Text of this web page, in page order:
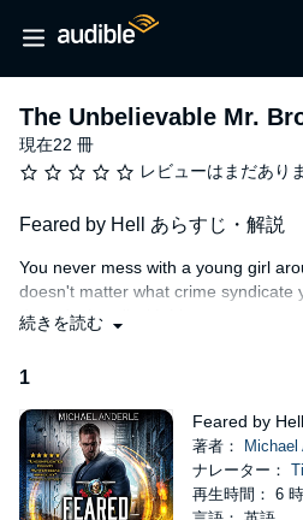
The Unbelievable Mr.
現在22 冊
レビューはまだあり
Feared by Hell あらすじ・解説
You never mess with a young girl
doesn't matter what crime syndicate
doesn't sit well with him.
years before. Now, countries all over
using a bounty system for
magic or advanced technology.
bounty hunters in the future, people
deal with, will revert to what worked
続きを読む
1
Feared by Hell
著者：
Michael
ナレーター：
再生時間： 6